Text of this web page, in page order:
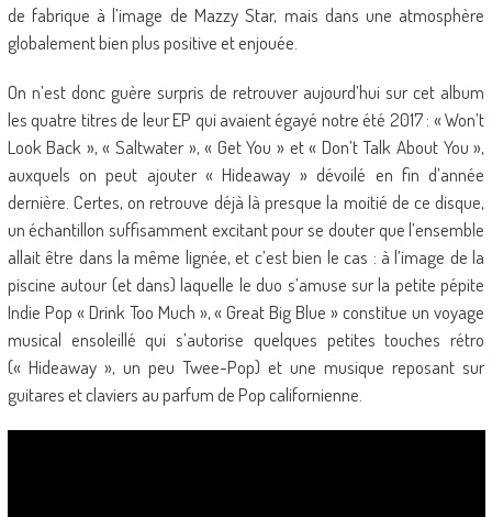
de fabrique à l’image de Mazzy Star, mais dans une atmosphère
globalement bien plus positive et enjouée.
On n’est donc guère surpris de retrouver aujourd’hui sur cet album
les quatre titres de leur EP qui avaient égayé notre été 2017 : « Won’t
Look Back », « Saltwater », « Get You » et « Don’t Talk About You »,
auxquels on peut ajouter « Hideaway » dévoilé en fin d’année
dernière. Certes, on retrouve déjà là presque la moitié de ce disque,
un échantillon suffisamment excitant pour se douter que l’ensemble
allait être dans la même lignée, et c’est bien le cas : à l’image de la
piscine autour (et dans) laquelle le duo s’amuse sur la petite pépite
Indie Pop « Drink Too Much », « Great Big Blue » constitue un voyage
musical ensoleillé qui s’autorise quelques petites touches rétro
(« Hideaway », un peu Twee-Pop) et une musique reposant sur
guitares et claviers au parfum de Pop californienne.